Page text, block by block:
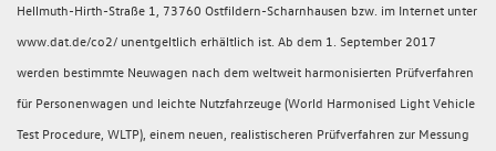
Hellmuth-Hirth-Straße 1, 73760 Ostfildern-Scharnhausen bzw. im Internet unter
www.dat.de/co2/ unentgeltlich erhältlich ist. Ab dem 1. September 2017
werden bestimmte Neuwagen nach dem weltweit harmonisierten Prüfverfahren
für Personenwagen und leichte Nutzfahrzeuge (World Harmonised Light Vehicle
Test Procedure, WLTP), einem neuen, realistischeren Prüfverfahren zur Messung